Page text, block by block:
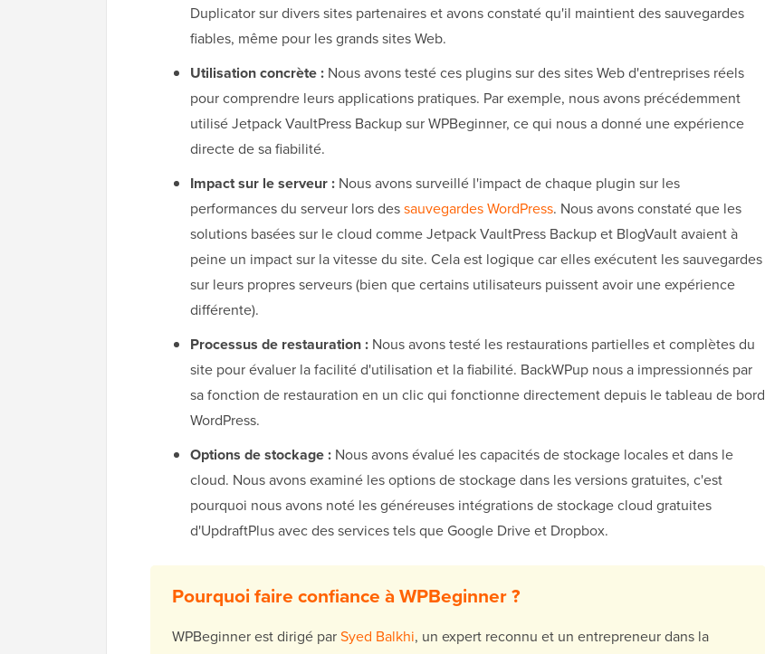
Duplicator sur divers sites partenaires et avons constaté qu'il maintient des sauvegardes
fiables, même pour les grands sites Web.
Utilisation concrète : Nous avons testé ces plugins sur des sites Web d'entreprises réels
pour comprendre leurs applications pratiques. Par exemple, nous avons précédemment
utilisé Jetpack VaultPress Backup sur WPBeginner, ce qui nous a donné une expérience
directe de sa fiabilité.
Impact sur le serveur : Nous avons surveillé l'impact de chaque plugin sur les
performances du serveur lors dessauvegardes WordPress. Nous avons constaté que les
solutions basées sur le cloud comme Jetpack VaultPress Backup et BlogVault avaient à
peine un impact sur la vitesse du site. Cela est logique car elles exécutent les sauvegardes
sur leurs propres serveurs (bien que certains utilisateurs puissent avoir une expérience
différente).
Processus de restauration : Nous avons testé les restaurations partielles et complètes du
site pour évaluer la facilité d'utilisation et la fiabilité. BackWPup nous a impressionnés par
sa fonction de restauration en un clic qui fonctionne directement depuis le tableau de bord
WordPress.
Options de stockage : Nous avons évalué les capacités de stockage locales et dans le
cloud. Nous avons examiné les options de stockage dans les versions gratuites, c'est
pourquoi nous avons noté les généreuses intégrations de stockage cloud gratuites
d'UpdraftPlus avec des services tels que Google Drive et Dropbox.
Pourquoi faire confiance à WPBeginner ?
WPBeginner est dirigé parSyed Balkhi, un expert reconnu et un entrepreneur dans la